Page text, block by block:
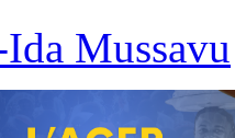
Mussavu